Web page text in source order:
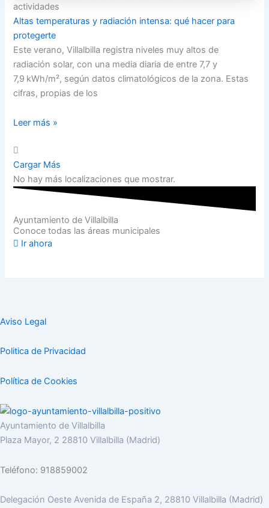
actividades
Altas temperaturas y radiación intensa: qué hacer para
protegerte
Este verano, Villalbilla registra niveles muy altos de
radiación solar, con una media diaria de entre 7,7 y
7,9 kWh/m², según datos climatológicos de la zona. Estas
cifras, propias de los
Leer más »
Cargar Más
No hay más localizaciones que mostrar.
Ayuntamiento de Villalbilla
Conoce todas las áreas municipales
Ir ahora
Aviso Legal
Politica de Privacidad
Política de Cookies
Ayuntamiento de Villalbilla
Plaza Mayor, 2 28810 Villalbilla (Madrid)
Teléfono: 918859002
Delegación Oeste Avenida de España 2, 28810 Villalbilla (Madrid)